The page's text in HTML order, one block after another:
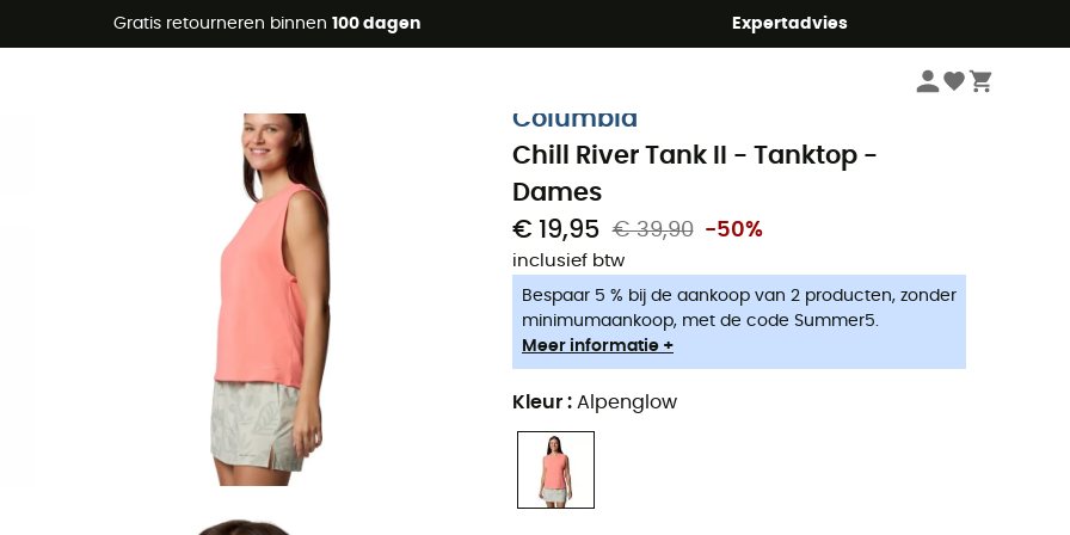
Gratis retourneren binnen 100 dagen Expertadvies
🔥 -5% EXTRA vanaf 2 producten* met code Summer5
Columbia
Chill River Tank II - Tanktop -
Dames
€ 19,95 € 39,90 -50%
inclusief btw
Bespaar 5 % bij de aankoop van 2 producten, zonder
minimumaankoop, met de code Summer5.
Meer informatie +
Kleur : Alpenglow